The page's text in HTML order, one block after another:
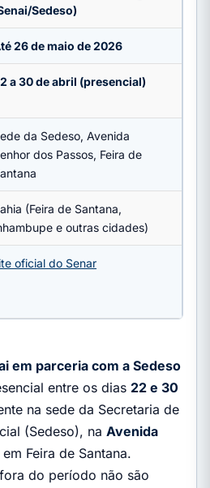
Sedeso)
26 de maio de 2026
a 30 de abril (presencial)
da Sedeso, Avenida
dos Passos, Feira de
(Feira de Santana,
e outras cidades)
oficial do Senar
em parceria com a Sedeso
entre os dias 22 e 30
na sede da Secretaria de
(Sedeso), na Avenida
em Feira de Santana.
do período não são